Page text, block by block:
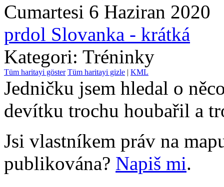
Cumartesi 6 Haziran 2020
prdol Slovanka - krátká
Kategori: Tréninky
Tüm haritayi göster Tüm haritayi gizle | KML
Jedničku jsem hledal o
devítku trochu houbařil a
Jsi vlastníkem práv na
publikována? Napiš mi.